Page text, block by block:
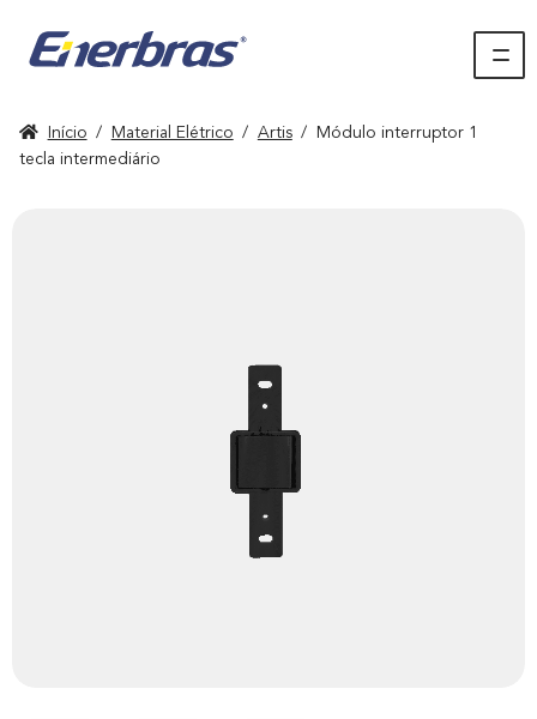
Início / Material Elétrico / Artis /
Módulo interruptor 1
tecla intermediário